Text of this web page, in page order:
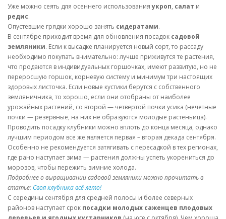
Уже можно сеять для осеннего использованияукроп, салат и
редис.
Опустевшие грядки хорошо занять сидератами.
В сентябре приходит время для обновления посадок садовой
земляники. Если к высадке планируется новый сорт, то рассаду
необходимо покупать внимательно: лучше приживутся те растения,
что продаются в индивидуальных горшочках, имеют развитую, но не
переросшую горшок, корневую систему и минимум три настоящих
здоровых листочка. Если новые кустики берутся с собственного
земляничника, то хорошо, если они отобраны от наиболее
урожайных растений, со второй — четвертой почки усика (нечетные
почки — резервные, на них не образуются молодые растеньица).
Проводить посадку клубники можно вплоть до конца месяца, однако
лучшим периодом все же является первая – вторая декада сентября.
Особенно не рекомендуется затягивать с пересадкой в тех регионах,
где рано наступает зима — растения должны успеть укорениться до
морозов, чтобы пережить зимние холода.
Подробнее о выращивании садовой земляники можно прочитать в
статье: Своя клубника всё лето!
С середины сентября для средней полосы и более северных
районов наступает срок посадки молодых саженцев плодовых